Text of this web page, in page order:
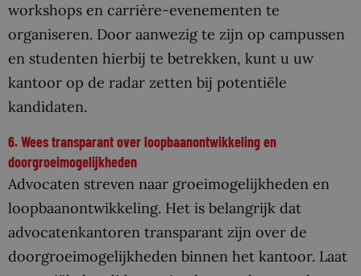
workshops en carrière-evenementen te
organiseren. Door aanwezig te zijn op campussen
en studenten hierbij te betrekken, kunt u uw
kantoor op de radar zetten bij potentiële
kandidaten.
6. Wees transparant over loopbaanontwikkeling en
doorgroeimogelijkheden
Advocaten streven naar groeimogelijkheden en
loopbaanontwikkeling. Het is belangrijk dat
advocatenkantoren transparant zijn over de
doorgroeimogelijkheden binnen het kantoor. Laat